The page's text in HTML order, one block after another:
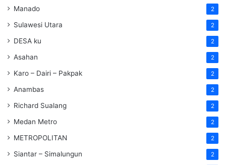
Manado 2
Sulawesi Utara 2
DESA ku 2
Asahan 2
Karo – Dairi – Pakpak 2
Anambas 2
Richard Sualang 2
Medan Metro 2
METROPOLITAN 2
Siantar – Simalungun 2